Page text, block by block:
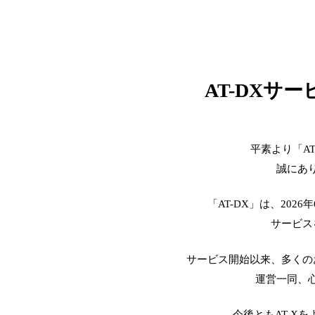
AT-DXサー
平素より「
誠にあ
「AT-DX」は、2026
サービ
サービス開始以来、多く
運営一同、